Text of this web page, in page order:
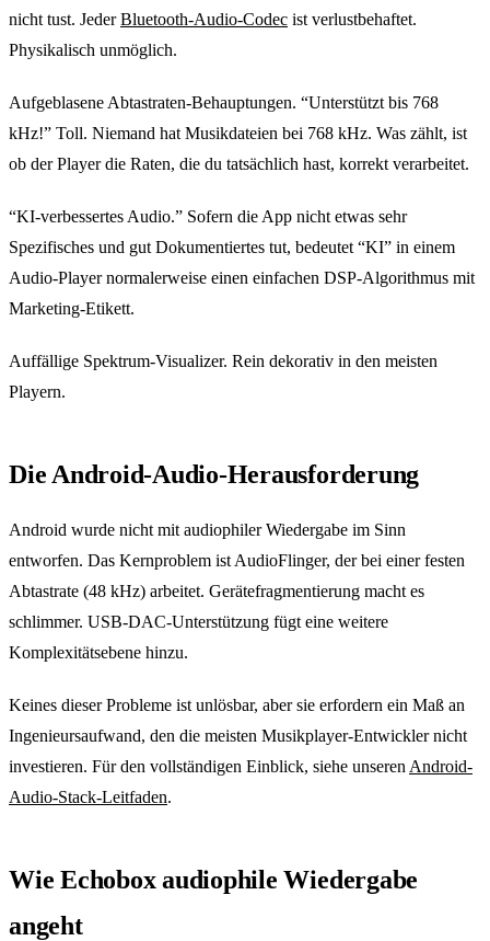
nicht tust. JederBluetooth-Audio-Codec ist verlustbehaftet.
Physikalisch unmöglich.
Aufgeblasene Abtastraten-Behauptungen. “Unterstützt bis 768
kHz!” Toll. Niemand hat Musikdateien bei 768 kHz. Was zählt, ist
ob der Player die Raten, die du tatsächlich hast, korrekt verarbeitet.
“KI-verbessertes Audio.” Sofern die App nicht etwas sehr
Spezifisches und gut Dokumentiertes tut, bedeutet “KI” in einem
Audio-Player normalerweise einen einfachen DSP-Algorithmus mit
Marketing-Etikett.
Auffällige Spektrum-Visualizer. Rein dekorativ in den meisten
Playern.
Die Android-Audio-Herausforderung
Android wurde nicht mit audiophiler Wiedergabe im Sinn
entworfen. Das Kernproblem ist AudioFlinger, der bei einer festen
Abtastrate (48 kHz) arbeitet. Gerätefragmentierung macht es
schlimmer. USB-DAC-Unterstützung fügt eine weitere
Komplexitätsebene hinzu.
Keines dieser Probleme ist unlösbar, aber sie erfordern ein Maß an
Ingenieursaufwand, den die meisten Musikplayer-Entwickler nicht
investieren. Für den vollständigen Einblick, siehe unseren Android-
Audio-Stack-Leitfaden.
Wie Echobox audiophile Wiedergabe
angeht